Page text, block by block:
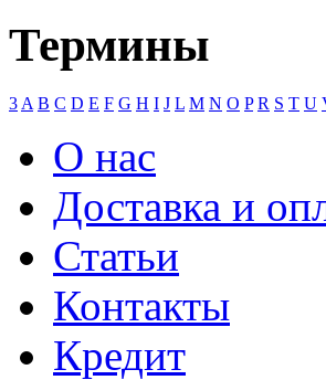
Термины
3 A B C D E F G H I J L M N O P R S T U
О нас
Доставка и
Статьи
Контакты
Кредит